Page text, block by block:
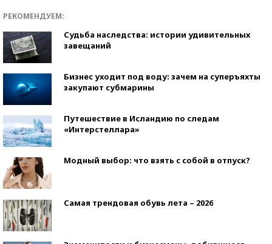
РЕКОМЕНДУЕМ:
Судьба наследства: истории удивительных
завещаний
Бизнес уходит под воду: зачем на суперъяхты
закупают субмарины
Путешествие в Исландию по следам
«Интерстеллара»
Модный выбор: что взять с собой в отпуск?
Самая трендовая обувь лета – 2026